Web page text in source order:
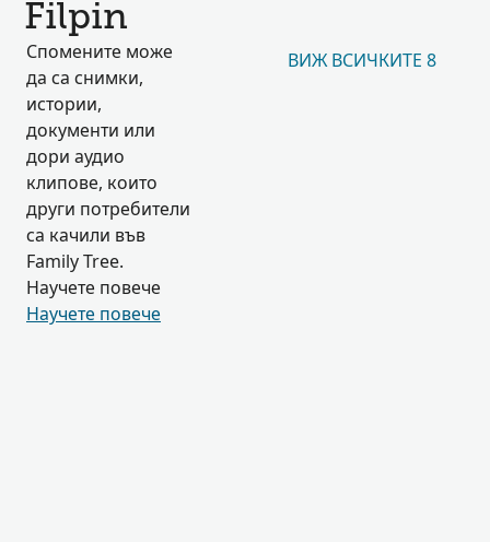
Filpin
Спомените може
да са снимки,
истории,
документи или
дори аудио
клипове, които
други потребители
са качили във
Family Tree.
Научете повече
Научете повече
ВИЖ ВСИЧКИТЕ 8